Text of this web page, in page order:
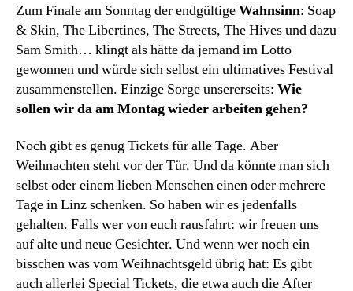
Zum Finale am Sonntag der endgültigeWahnsinn: Soap
& Skin, The Libertines, The Streets, The Hives und dazu
Sam Smith… klingt als hätte da jemand im Lotto
gewonnen und würde sich selbst ein ultimatives Festival
zusammenstellen. Einzige Sorge unsererseits: Wie
sollen wir da am Montag wieder arbeiten gehen?
Noch gibt es genug Tickets für alle Tage. Aber
Weihnachten steht vor der Tür. Und da könnte man sich
selbst oder einem lieben Menschen einen oder mehrere
Tage in Linz schenken. So haben wir es jedenfalls
gehalten. Falls wer von euch rausfahrt: wir freuen uns
auf alte und neue Gesichter. Und wenn wer noch ein
bisschen was vom Weihnachtsgeld übrig hat: Es gibt
auch allerlei Special Tickets, die etwa auch die After